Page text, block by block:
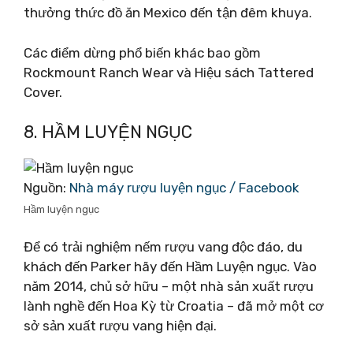
thưởng thức đồ ăn Mexico đến tận đêm khuya.
Các điểm dừng phổ biến khác bao gồm
Rockmount Ranch Wear và Hiệu sách Tattered
Cover.
8. HẦM LUYỆN NGỤC
Nguồn: Nhà máy rượu luyện ngục / Facebook
Hầm luyện ngục
Để có trải nghiệm nếm rượu vang độc đáo, du
khách đến Parker hãy đến Hầm Luyện ngục. Vào
năm 2014, chủ sở hữu – một nhà sản xuất rượu
lành nghề đến Hoa Kỳ từ Croatia – đã mở một cơ
sở sản xuất rượu vang hiện đại.